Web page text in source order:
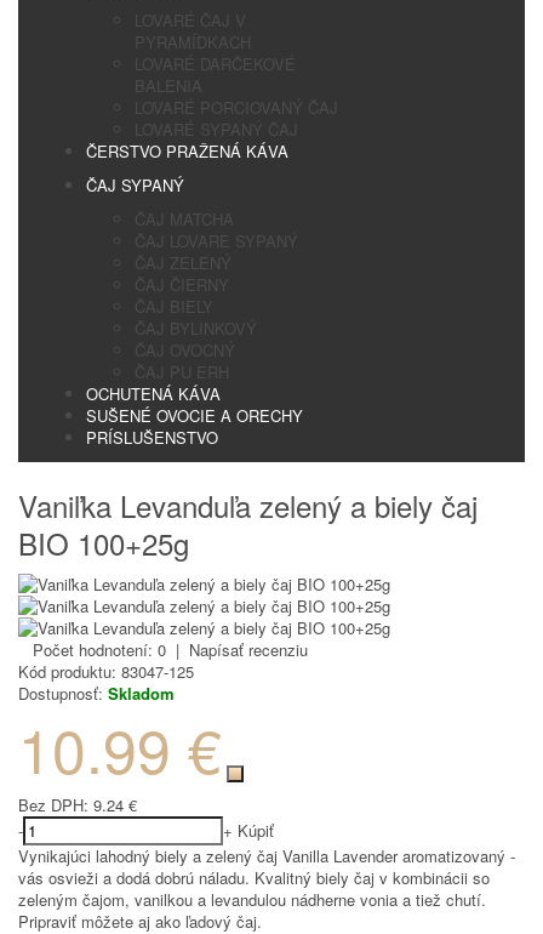
LOVARÉ ČAJ V
PYRAMÍDKACH
LOVARÉ DARČEKOVÉ
BALENIA
LOVARÉ PORCIOVANÝ ČAJ
LOVARÉ SYPANÝ ČAJ
ČERSTVO PRAŽENÁ KÁVA
ČAJ SYPANÝ
ČAJ MATCHA
ČAJ LOVARE SYPANÝ
ČAJ ZELENÝ
ČAJ ČIERNY
ČAJ BIELY
ČAJ BYLINKOVÝ
ČAJ OVOCNÝ
ČAJ PU ERH
OCHUTENÁ KÁVA
SUŠENÉ OVOCIE A ORECHY
PRÍSLUŠENSTVO
Vaniľka Levanduľa zelený a biely čaj
BIO 100+25g
Počet hodnotení: 0 | Napísať recenziu
Kód produktu: 83047-125
Dostupnosť: Skladom
10.99 €
Bez DPH: 9.24 €
-
+ Kúpiť
Vynikajúci lahodný biely a zelený čaj Vanilla Lavender aromatizovaný -
vás osvieži a dodá dobrú náladu. Kvalitný biely čaj v kombinácii so
zeleným čajom, vanilkou a levandulou nádherne vonia a tiež chutí.
Pripraviť môžete aj ako ľadový čaj.